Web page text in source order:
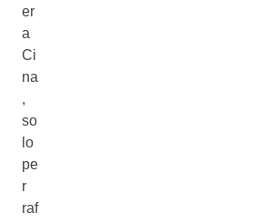
er
a
Ci
na
,
so
lo
pe
r
raf